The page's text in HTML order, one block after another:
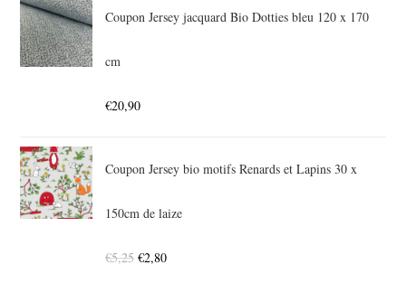
Coupon Jersey jacquard Bio Dotties bleu 120 x 170
cm
€20,90
Coupon Jersey bio motifs Renards et Lapins 30 x
150cm de laize
€5,25 €2,80